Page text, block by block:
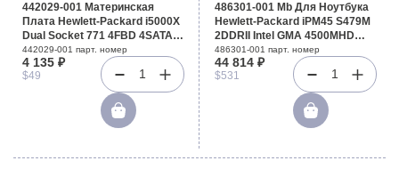
442029-001 Материнская
Плата Hewlett-Packard i5000X
Dual Socket 771 4FBD 4SATAII
U100 2PCI-E16x 2PCI-E8x 2PCI
AC97 GbLAN ATX 1066Mhz For
XW6400
442029-001 парт. номер
4 135 ₽
$49 1
486301-001 Mb Для Ноутбука
Hewlett-Packard iPM45 S479M
2DDRII Intel GMA 4500MHD
256Mb AD1984A LAN1000
IE1394 For EliteBook 6930p
486301-001 парт. номер
44 814 ₽
$531 1